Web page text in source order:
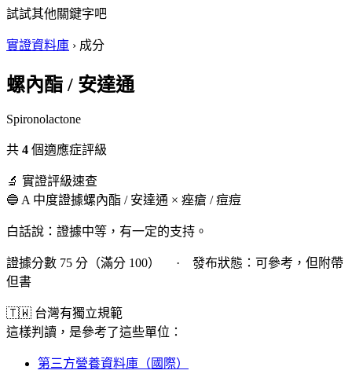
試試其他關鍵字吧
實證資料庫 › 成分
螺內酯 / 安達通
Spironolactone
共 4 個適應症評級
🔬 實證評級速查
🔵 A 中度證據螺內酯 / 安達通 × 痤瘡 / 痘痘
白話說：證據中等，有一定的支持。
證據分數 75 分（滿分 100） · 發布狀態：可參考，但附帶
但書
🇹🇼 台灣有獨立規範
這樣判讀，是參考了這些單位：
第三方營養資料庫（國際）